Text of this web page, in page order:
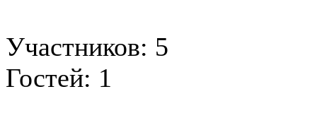
Участников: 5
Гостей: 1